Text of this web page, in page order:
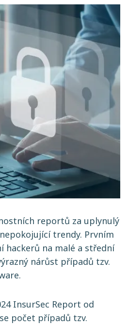
reportů za uplynulý
trendy. Prvním
hackerů na malé a střední
nárůst případů tzv.
InsurSec Report od
počet případů tzv.